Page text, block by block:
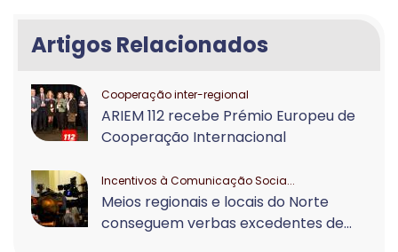
Artigos Relacionados
Cooperação inter-regional
ARIEM 112 recebe Prémio Europeu de
Cooperação Internacional
Incentivos à Comunicação Socia...
Meios regionais e locais do Norte
conseguem verbas excedentes de...